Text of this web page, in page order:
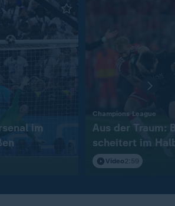
im
Champions League
Aus der Traum:
scheitert im
Video2:59